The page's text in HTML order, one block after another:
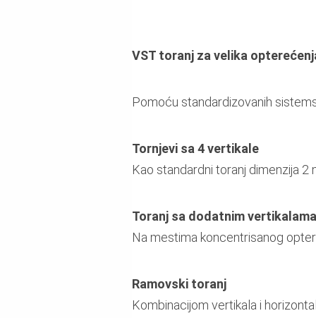
VST toranj za velika
Pomoću standardizovanih
Tornjevi sa 4 vertikale
Kao standardni toranj dimenzija
Toranj sa dodatnim vertikalama
Na mestima koncentrisanog
Ramovski toranj
Kombinacijom vertikala i